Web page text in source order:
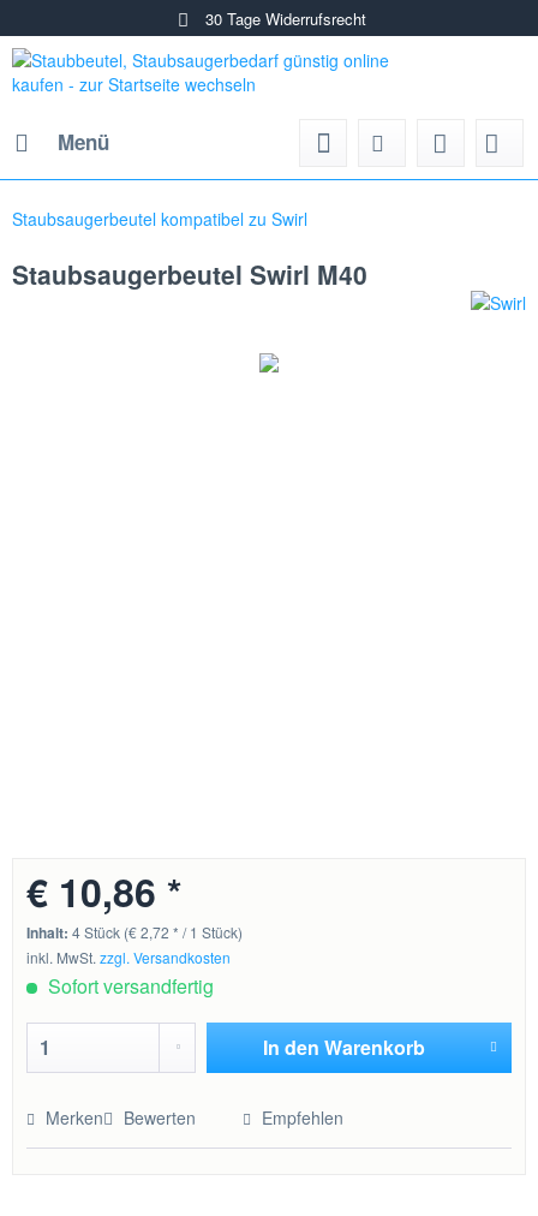
30 Tage Widerrufsrecht
Menü
Staubsaugerbeutel kompatibel zu Swirl
Staubsaugerbeutel Swirl M40
€ 10,86 *
Inhalt:4 Stück (€ 2,72 * / 1 Stück)
inkl. MwSt.zzgl. Versandkosten
Sofort versandfertig
In den Warenkorb
Merken Bewerten Empfehlen